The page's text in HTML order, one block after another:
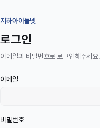
지하아이돌넷
로그인
이메일과 비밀번호로 로그인해주세요.
이메일
비밀번호